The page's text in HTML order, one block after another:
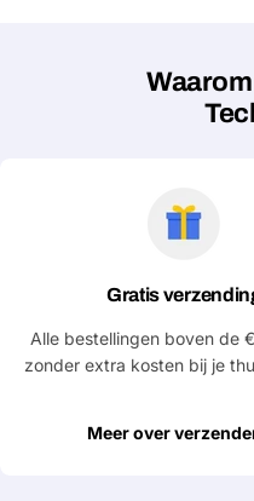
Delen
Stel
Jouw
Jouw
Gratis
Alle bestellingen boven de
zonder extra kosten bij je
Meer over